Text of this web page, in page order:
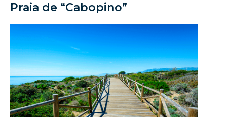
Praia de “Cabopino”